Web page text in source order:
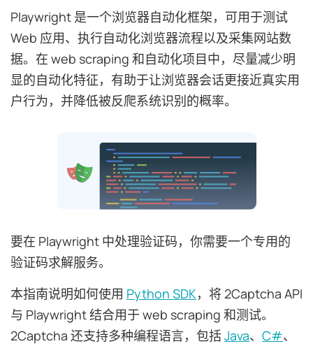
Playwright 是一个浏览器自动化框架，可用于测试
Web 应用、执行自动化浏览器流程以及采集网站数
据。在 web scraping 和自动化项目中，尽量减少明
显的自动化特征，有助于让浏览器会话更接近真实用
户行为，并降低被反爬系统识别的概率。
要在 Playwright 中处理验证码，你需要一个专用的
验证码求解服务。
本指南说明如何使用 Python SDK，将 2Captcha API
与 Playwright 结合用于 web scraping 和测试。
2Captcha 还支持多种编程语言，包括Java、 C#、